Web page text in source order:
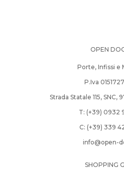
OPEN
Porte, Infissi e
P.Iva
Strada Statale 115, SNC,
T: (+39­) 0932­
C: (+39­) 339­
info@open-
SHOPPING